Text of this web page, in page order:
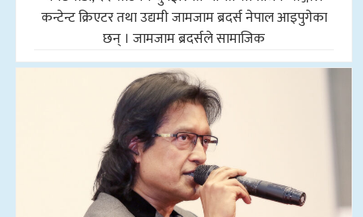
कन्टेन्ट क्रिएटर तथा उद्यमी जामजाम ब्रदर्स नेपाल आइपुगेका
छन् । जामजाम ब्रदर्सले सामाजिक